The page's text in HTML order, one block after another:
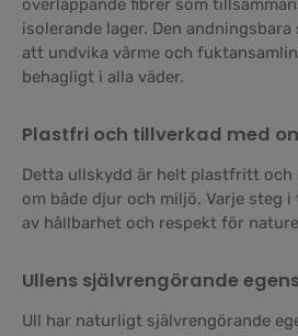
isolerande lager. Den
att undvika värme och
behagligt i alla väder.
Plastfri och tillverkad med
Detta ullskydd är helt plastfritt och
om både djur och miljö. Varje steg
av hållbarhet och respekt för
Ullens självrengörande
Ull har naturligt självrengörande